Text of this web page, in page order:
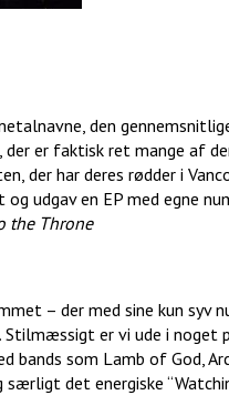
den
der er faktisk ret mange af
der har deres rødder i
udgav en EP med egne
the Throne
– der med sine kun syv
er vi ude i noget
som Lamb of God,
det energiske